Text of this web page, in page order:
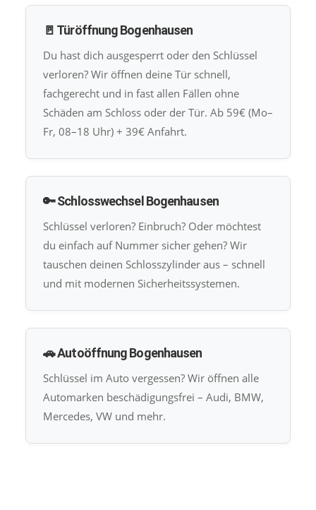
🚪 Türöffnung Bogenhausen
Du hast dich ausgesperrt oder den Schlüssel
verloren? Wir öffnen deine Tür schnell,
fachgerecht und in fast allen Fällen ohne
Schäden am Schloss oder der Tür. Ab 59€ (Mo–
Fr, 08–18 Uhr) + 39€ Anfahrt.
🔑 Schlosswechsel Bogenhausen
Schlüssel verloren? Einbruch? Oder möchtest
du einfach auf Nummer sicher gehen? Wir
tauschen deinen Schlosszylinder aus – schnell
und mit modernen Sicherheitssystemen.
🚗 Autoöffnung Bogenhausen
Schlüssel im Auto vergessen? Wir öffnen alle
Automarken beschädigungsfrei – Audi, BMW,
Mercedes, VW und mehr.